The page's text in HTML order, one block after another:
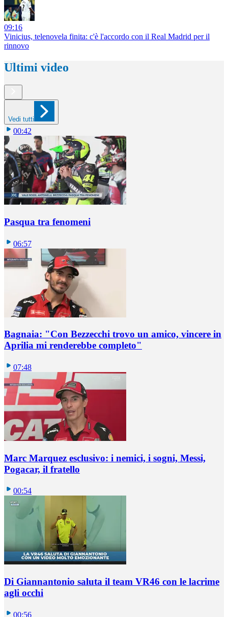
09:16
Vinicius, telenovela finita: c'è l'accordo con il Real Madrid per il
rinnovo
Ultimi video
Vedi tutti
00:42
Pasqua tra fenomeni
06:57
Bagnaia: "Con Bezzecchi trovo un amico, vincere in
Aprilia mi renderebbe completo"
07:48
Marc Marquez esclusivo: i nemici, i sogni, Messi,
Pogacar, il fratello
00:54
Di Giannantonio saluta il team VR46 con le lacrime
agli occhi
00:56